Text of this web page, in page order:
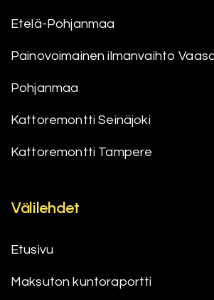
Etelä-Pohjanmaa
Painovoimainen ilmanvaihto
Pohjanmaa
Kattoremontti Seinäjoki
Kattoremontti Tampere
Välilehdet
Etusivu
Maksuton kuntoraportti